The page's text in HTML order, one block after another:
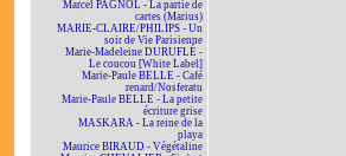
Marcel PAGNOL - La partie de
cartes (Marius)
MARIE-CLAIRE/PHILIPS - Un
soir de Vie Parisienne
Marie-Madeleine DURUFLÉ -
Le coucou [White Label]
Marie-Paule BELLE - Café
renard/Nosferatu
Marie-Paule BELLE - La petite
écriture grise
MASKARA - La reine de la
playa
Maurice BIRAUD - Végétaline